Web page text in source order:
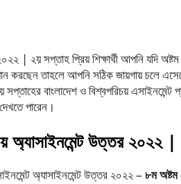
| ২য় সপ্তাহ প্রিয় শিক্ষার্থী আপনি যদি
করছেন তাহলে আপনি সঠিক জায়গায় চলে
সপ্তাহের বাংলাদেশ ও বিশ্বপরিচয়
পারেন।
অ্যাসাইনমেন্ট উত্তর ২০২২ |
অ্যাসাইনমেন্ট উত্তর ২০২২ – ৮ম অষ্টম